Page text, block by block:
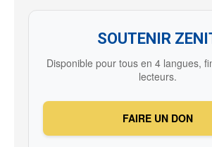
SOUTENIR
Disponible pour tous en 4 langues,
lecteurs.
FAIRE UN DON